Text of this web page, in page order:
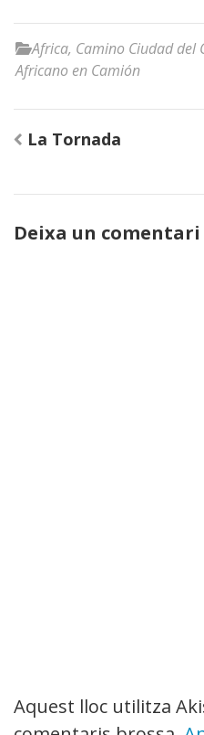
Africa, Camino Ciudad del
Africano en Camión
Navegació
La Tornada
Deixa un comentari
Aquest lloc utilitza